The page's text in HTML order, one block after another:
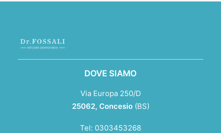
DOVE SIAMO
Via Europa 250/D
25062, Concesio (BS)
Tel: 0303453268